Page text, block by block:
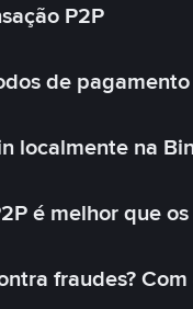
P2P
de pagamento
localmente na
é melhor que
fraudes?